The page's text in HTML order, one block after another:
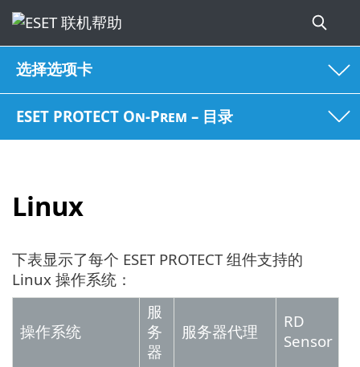
选择选项卡
ESET PROTECT On-Prem – 目录
Linux
下表显示了每个 ESET PROTECT 组件支持的
Linux 操作系统：
操作系统
服
务
器
服务器代理
RD
Sensor